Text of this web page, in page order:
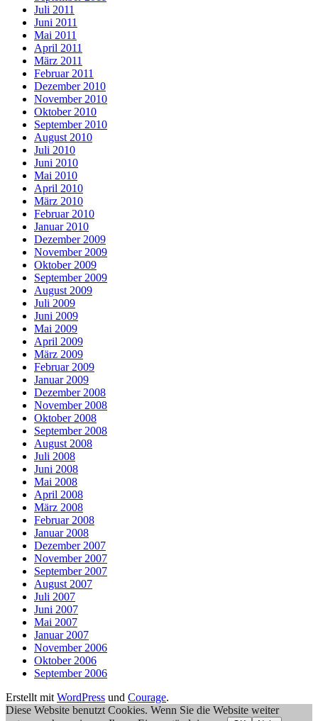
Juli 2011
Juni 2011
Mai 2011
April 2011
März 2011
Februar 2011
Dezember 2010
November 2010
Oktober 2010
September 2010
August 2010
Juli 2010
Juni 2010
Mai 2010
April 2010
März 2010
Februar 2010
Januar 2010
Dezember 2009
November 2009
Oktober 2009
September 2009
August 2009
Juli 2009
Juni 2009
Mai 2009
April 2009
März 2009
Februar 2009
Januar 2009
Dezember 2008
November 2008
Oktober 2008
September 2008
August 2008
Juli 2008
Juni 2008
Mai 2008
April 2008
März 2008
Februar 2008
Januar 2008
Dezember 2007
November 2007
September 2007
August 2007
Juli 2007
Juni 2007
Mai 2007
Januar 2007
November 2006
Oktober 2006
September 2006
Erstellt mit WordPress und Courage.
Diese Website benutzt Cookies. Wenn Sie die Website weiter